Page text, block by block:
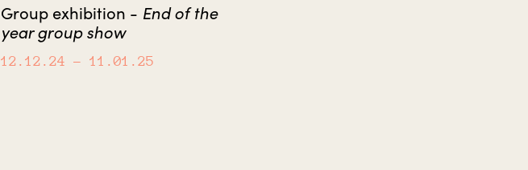
Group exhibition - End of the
year group show
12.12.24 – 11.01.25